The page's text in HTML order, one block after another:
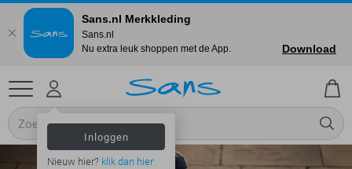
Inloggen
Nieuw hier? klik dan hier
Sans.nl Merkkleding
Sans.nl
Nu extra leuk shoppen met de App.
Download